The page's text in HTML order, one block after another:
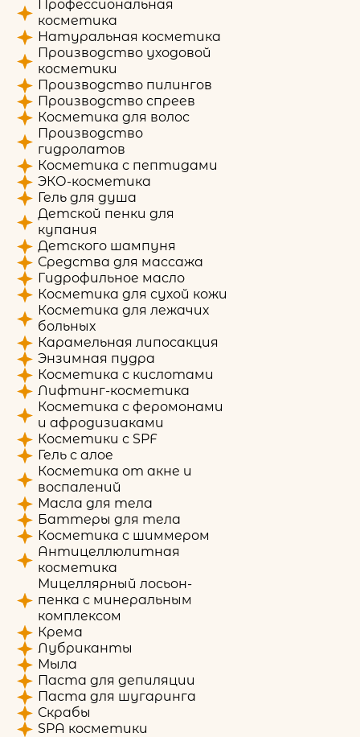
Профессиональная
косметика
Натуральная косметика
Производство уходовой
косметики
Производство пилингов
Производство спреев
Косметика для волос
Производство
гидролатов
Косметика с пептидами
ЭКО-косметика
Гель для душа
Детской пенки для
купания
Детского шампуня
Средства для массажа
Гидрофильное масло
Косметика для сухой кожи
Косметика для лежачих
больных
Карамельная липосакция
Энзимная пудра
Косметика с кислотами
Лифтинг-косметика
Косметика с феромонами
и афродизиаками
Косметики с SPF
Гель с алое
Косметика от акне и
воспалений
Масла для тела
Баттеры для тела
Косметика с шиммером
Антицеллюлитная
косметика
Мицеллярный лосьон-
пенка с минеральным
комплексом
Крема
Лубриканты
Мыла
Паста для депиляции
Паста для шугаринга
Скрабы
SPA косметики